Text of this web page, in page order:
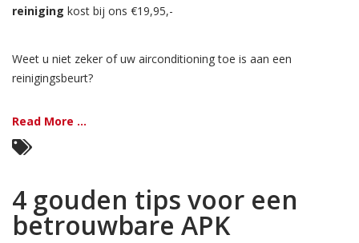
reiniging kost bij ons €19,95,-
Weet u niet zeker of uw airconditioning toe is aan een
reinigingsbeurt?
Read More ...
4 gouden tips voor een
betrouwbare APK